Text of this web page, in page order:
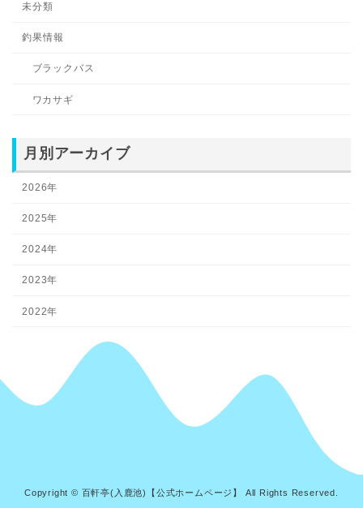
未分類
釣果情報
ブラックバス
ワカサギ
月別アーカイブ
2026年
2025年
2024年
2023年
2022年
Copyright © 百軒亭(入鹿池)【公式ホームページ】 All Rights Reserved.